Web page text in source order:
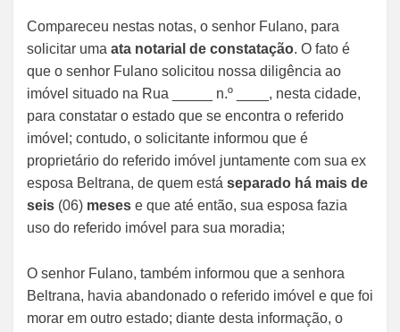
Compareceu nestas notas, o senhor Fulano, para
solicitar uma ata notarial de constatação. O fato é
que o senhor Fulano solicitou nossa diligência ao
imóvel situado na Rua _____ n.º ____, nesta cidade,
para constatar o estado que se encontra o referido
imóvel; contudo, o solicitante informou que é
proprietário do referido imóvel juntamente com sua ex
esposa Beltrana, de quem está separado há mais de
seis (06) meses e que até então, sua esposa fazia
uso do referido imóvel para sua moradia;
O senhor Fulano, também informou que a senhora
Beltrana, havia abandonado o referido imóvel e que foi
morar em outro estado; diante desta informação, o